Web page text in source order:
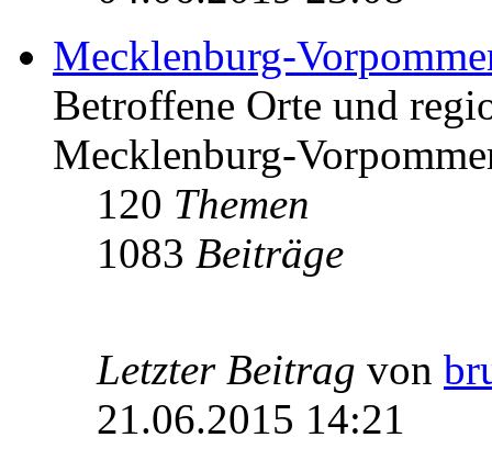
Mecklenburg-
Betroffene Orte und
Mecklenburg-
120 Themen
1083 Beiträge
Letzter Beitrag von
21.06.2015 14:21